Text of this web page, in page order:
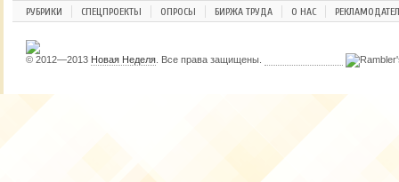
РУБРИКИ СПЕЦПРОЕКТЫ ОПРОСЫ БИРЖА ТРУДА О НАС
© 2012—2013 Новая Неделя . Все права защищены.